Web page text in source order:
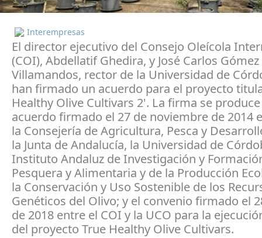
Interempresas
El director ejecutivo del Consejo Oleícola
(COI), Abdellatif Ghedira, y José Carlos Gómez
Villamandos, rector de la Universidad de
han firmado un acuerdo para el proyecto
Healthy Olive Cultivars 2'. La firma se
acuerdo firmado el 27 de noviembre de 2014
la Consejería de Agricultura, Pesca y
la Junta de Andalucía, la Universidad de
Instituto Andaluz de Investigación y
Pesquera y Alimentaria y de la Producción
la Conservación y Uso Sostenible de los
Genéticos del Olivo; y el convenio firmado el
de 2018 entre el COI y la UCO para la
del proyecto True Healthy Olive Cultivars.